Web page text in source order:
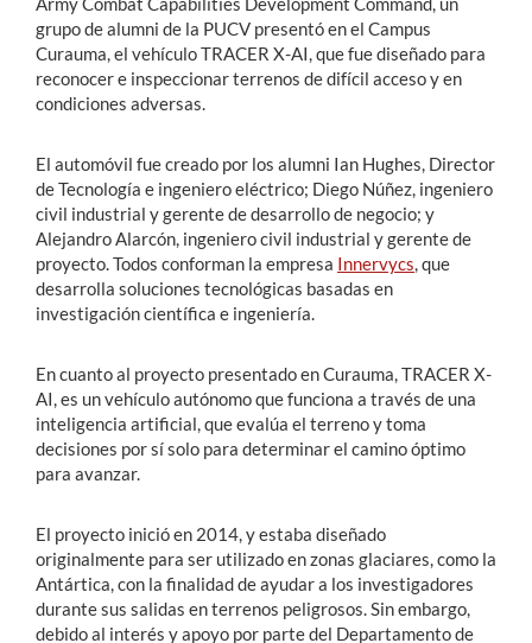
grupo de alumni de la PUCV presentó en el Campus
Curauma, el vehículo TRACER X-AI, que fue diseñado para
reconocer e inspeccionar terrenos de difícil acceso y en
condiciones adversas.
El automóvil fue creado por los alumni Ian Hughes, Director
de Tecnología e ingeniero eléctrico; Diego Núñez, ingeniero
civil industrial y gerente de desarrollo de negocio; y
Alejandro Alarcón, ingeniero civil industrial y gerente de
proyecto. Todos conforman la empresa Innervycs , que
desarrolla soluciones tecnológicas basadas en
investigación científica e ingeniería.
En cuanto al proyecto presentado en Curauma, TRACER X-
AI, es un vehículo autónomo que funciona a través de una
inteligencia artificial, que evalúa el terreno y toma
decisiones por sí solo para determinar el camino óptimo
para avanzar.
El proyecto inició en 2014, y estaba diseñado
originalmente para ser utilizado en zonas glaciares, como la
Antártica, con la finalidad de ayudar a los investigadores
durante sus salidas en terrenos peligrosos. Sin embargo,
debido al interés y apoyo por parte del Departamento de